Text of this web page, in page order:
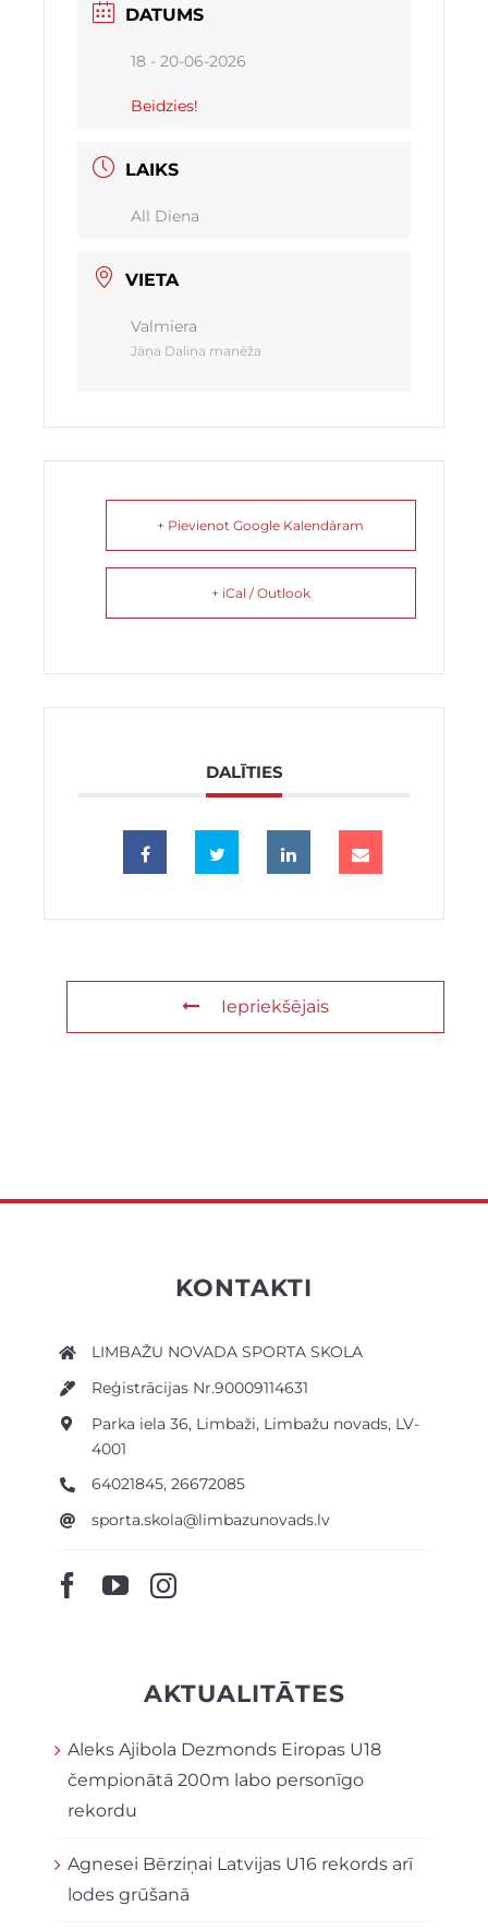
DATUMS
18 - 20-06-2026
Beidzies!
LAIKS
All Diena
VIETA
Valmiera
Jāņa Daliņa manēža
+ Pievienot Google Kalendāram
+ iCal / Outlook
DALĪTIES
Iepriekšējais
KONTAKTI
LIMBAŽU NOVADA SPORTA SKOLA
Reģistrācijas Nr.90009114631
Parka iela 36, Limbaži, Limbažu novads, LV-
4001
64021845, 26672085
sporta.skola@limbazunovads.lv
AKTUALITĀTES
Aleks Ajibola Dezmonds Eiropas U18
čempionātā 200m labo personīgo
rekordu
Agnesei Bērziņai Latvijas U16 rekords arī
lodes grūšanā